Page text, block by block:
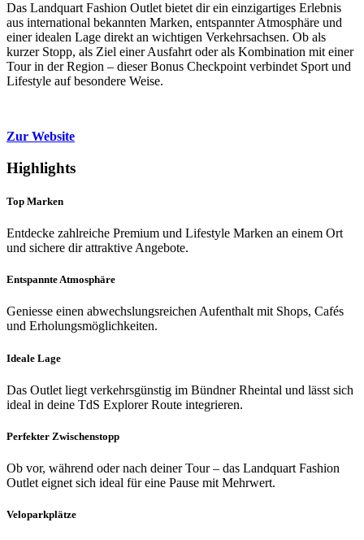
Das Landquart Fashion Outlet bietet dir ein einzigartiges Erlebnis
aus international bekannten Marken, entspannter Atmosphäre und
einer idealen Lage direkt an wichtigen Verkehrsachsen. Ob als
kurzer Stopp, als Ziel einer Ausfahrt oder als Kombination mit einer
Tour in der Region – dieser Bonus Checkpoint verbindet Sport und
Lifestyle auf besondere Weise.
Zur Website
Highlights
Top Marken
Entdecke zahlreiche Premium und Lifestyle Marken an einem Ort
und sichere dir attraktive Angebote.
Entspannte Atmosphäre
Geniesse einen abwechslungsreichen Aufenthalt mit Shops, Cafés
und Erholungsmöglichkeiten.
Ideale Lage
Das Outlet liegt verkehrsgünstig im Bündner Rheintal und lässt sich
ideal in deine TdS Explorer Route integrieren.
Perfekter Zwischenstopp
Ob vor, während oder nach deiner Tour – das Landquart Fashion
Outlet eignet sich ideal für eine Pause mit Mehrwert.
Veloparkplätze